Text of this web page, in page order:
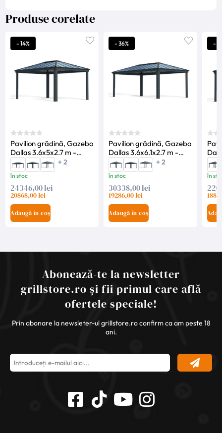
Produse corelate
- 14%
Pavilion grădină, Gazebo
Dallas 3.6x5x2.7 m -
Canopia
+ 2
în stoc
24346,00 lei
20868,00 lei
Adaugă în coș
- 36%
Pavilion grădină, Gazebo
Dallas 3.6x6.1x2.7 m -
Canopia
+ 2
în stoc
30338,00 lei
19286,00 lei
Adaugă în coș
-
în
Abonează-te la newsletter
grillstore.ro și fii primul care află
ofertele speciale!
Prin abonare la newsleter-ul grillstore.ro confirm ca am peste 18
ani.